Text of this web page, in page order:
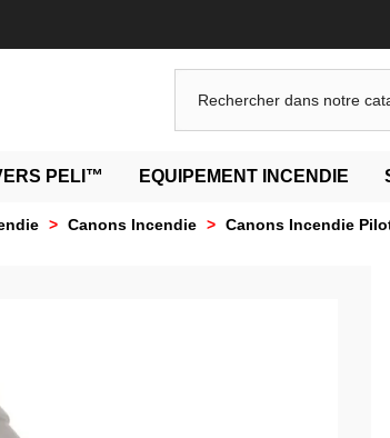
PELI™ EQUIPEMENT INCENDIE
> Canons Incendie > Canons Incendie